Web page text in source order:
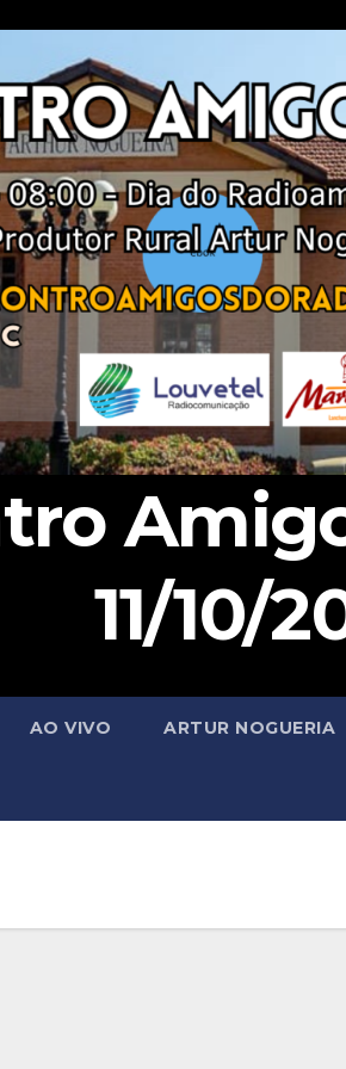
11/10/
AO VIVO ARTUR NOGUERIA